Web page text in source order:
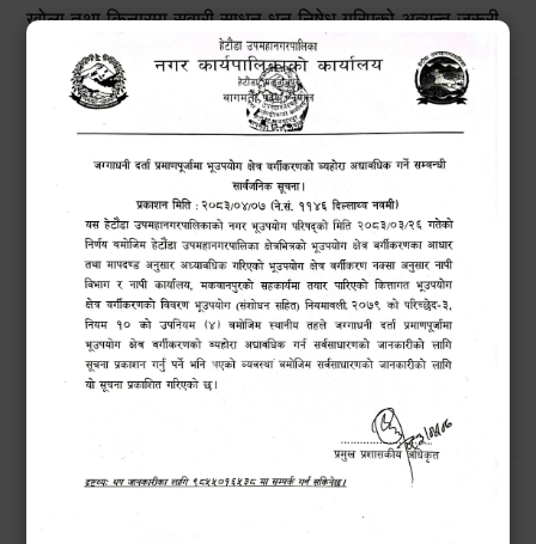
खोला तथा किनारमा सवारी साधन धुन निषेध गरिएको अत्यन्त जरूरी
हेटौंडा उपमहानगरपालिकाको विपद् व्यवस्थापनरणनीतिक कार्ययोजना
उच्च सतर्कताको लागि अनुरोध
मनसुनजन्य विपद्‍बाट सतर्कता अपनाउने सम्बन्धी जरुरी सूचना !!
बिन प्रयोगकर्ताहरुको लागि तालिम कार्यक्रम सम्बन्धी सार्वजनिक
सूचना !!
नगरबासीहरुमा बाढी पहिरो सम्बन्धी सूचना।।